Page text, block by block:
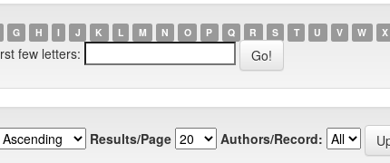
G H I J K L M N O P Q R S T U V W X
few letters:
Results/Page Authors/Record: